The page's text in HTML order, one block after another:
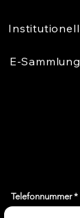
Institutionell
E-Sammlung
Telefonnummer